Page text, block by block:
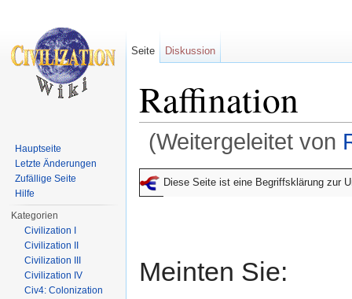
Raffination
(Weitergeleitet von
Diese Seite ist eine Begriffsklärung zur
Meinten Sie:
Seite Diskussion
Hauptseite
Letzte Änderungen
Zufällige Seite
Hilfe
Kategorien
Civilization I
Civilization II
Civilization III
Civilization IV
Civ4: Colonization